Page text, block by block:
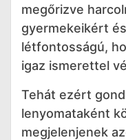
megőrizve
gyermekeikért
létfontosságú,
igaz ismerettel
Tehát ezért
lenyomataként
megjelenjenek